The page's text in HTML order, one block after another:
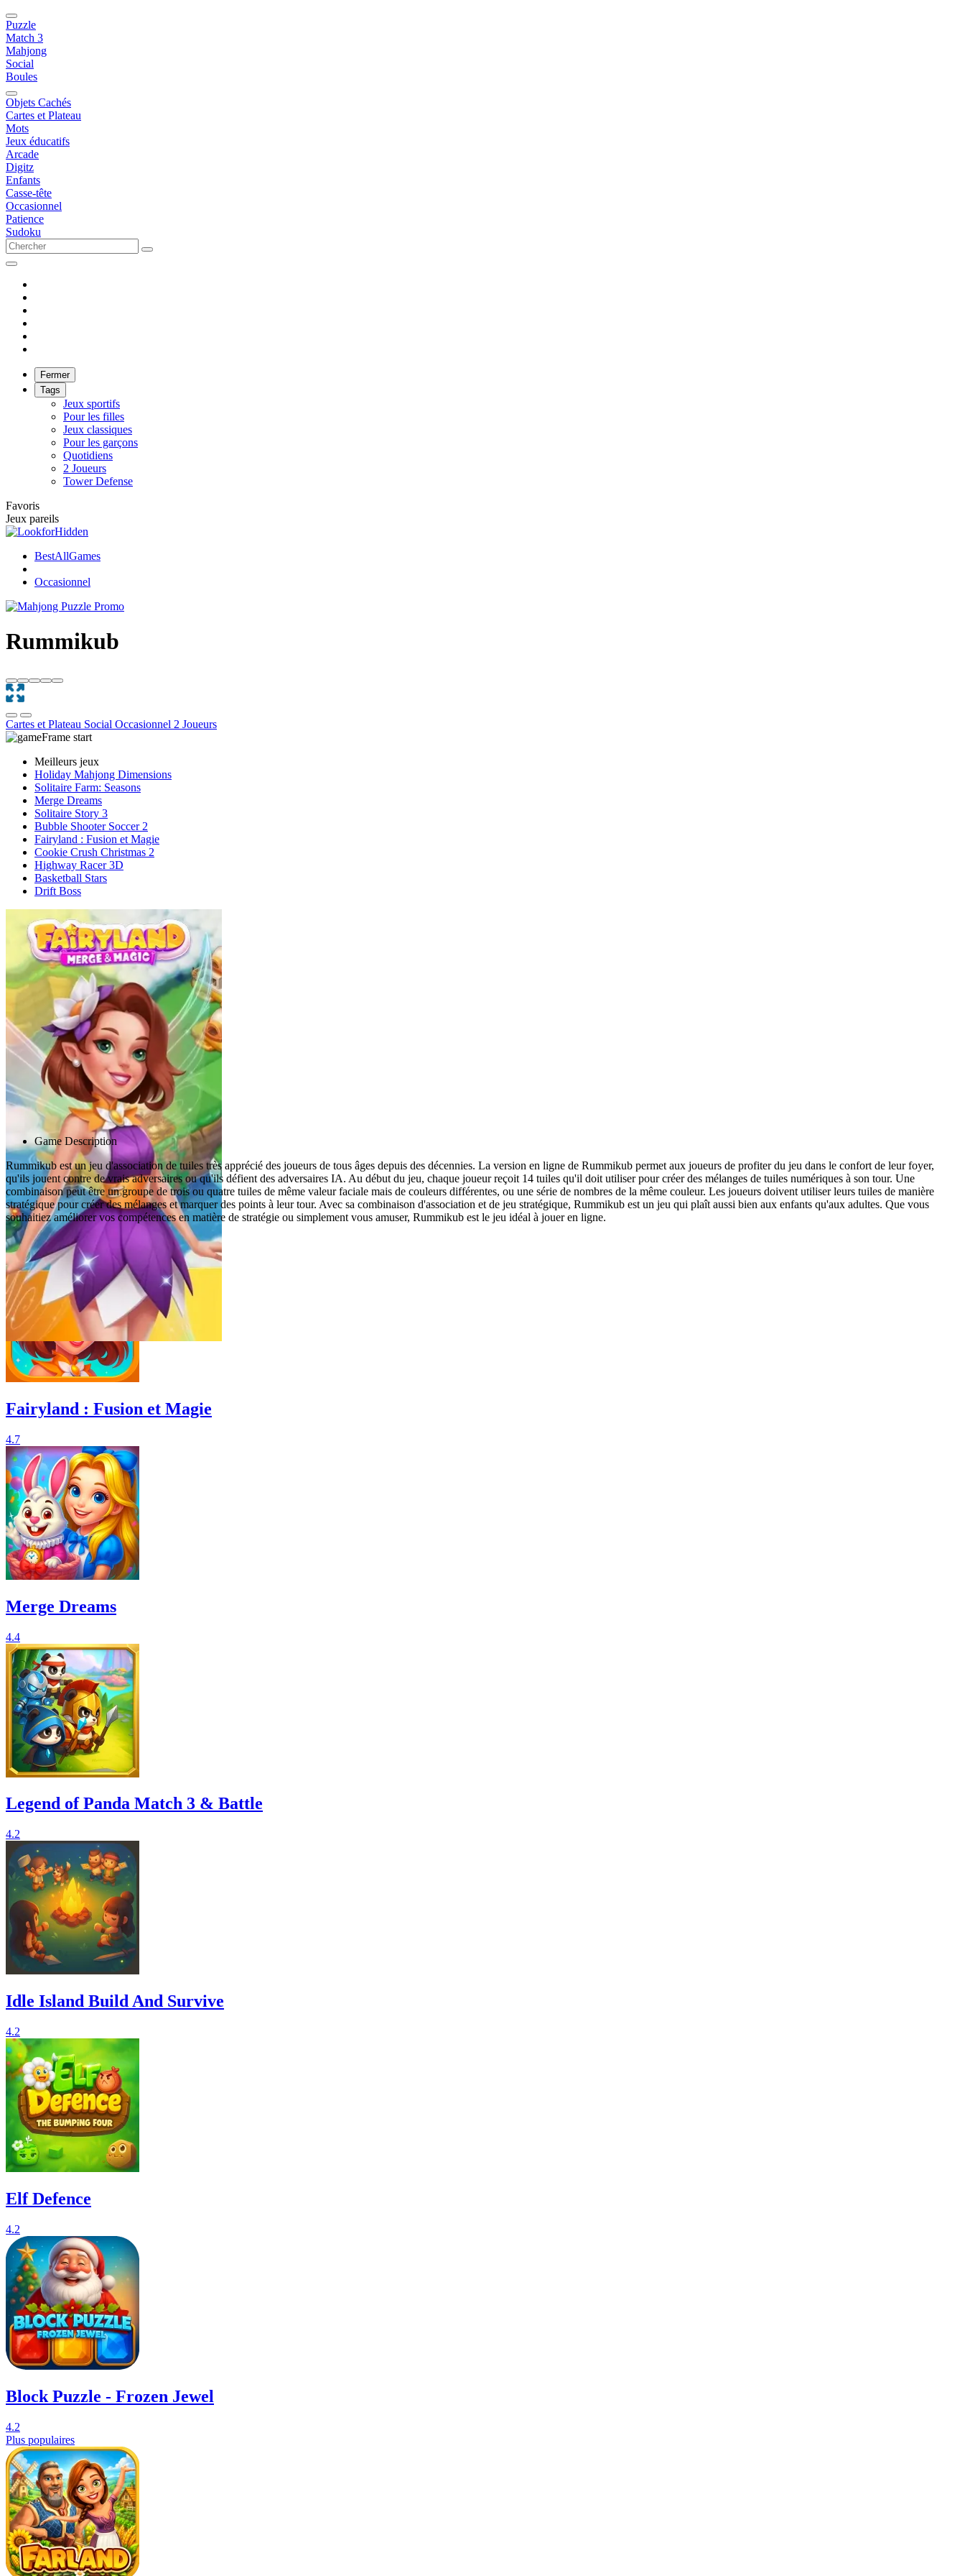
Puzzle
Match 3
Mahjong
Social
Boules
Objets Cachés
Cartes et Plateau
Mots
Jeux éducatifs
Arcade
Digitz
Enfants
Casse-tête
Occasionnel
Patience
Sudoku
Fermer
Tags
Jeux sportifs
Pour les filles
Jeux classiques
Pour les garçons
Quotidiens
2 Joueurs
Tower Defense
Favoris
Jeux pareils
BestAllGames
Occasionnel
Rummikub
Cartes et Plateau Social Occasionnel 2 Joueurs
Meilleurs jeux
Holiday Mahjong Dimensions
Solitaire Farm: Seasons
Merge Dreams
Solitaire Story 3
Bubble Shooter Soccer 2
Fairyland : Fusion et Magie
Cookie Crush Christmas 2
Highway Racer 3D
Basketball Stars
Drift Boss
Advertisement
Game Description
Rummikub est un jeu d'association de tuiles très apprécié des joueurs de tous âges depuis des décennies. La version en ligne de Rummikub permet aux joueurs de profiter du jeu dans le confort de leur foyer,
qu'ils jouent contre de vrais adversaires ou qu'ils défient des adversaires IA. Au début du jeu, chaque joueur reçoit 14 tuiles qu'il doit utiliser pour créer des mélanges de tuiles numériques à son tour. Une
combinaison peut être un groupe de trois ou quatre tuiles de même valeur faciale mais de couleurs différentes, ou une série de nombres de la même couleur. Les joueurs doivent utiliser leurs tuiles de manière
stratégique pour créer des mélanges et marquer des points à leur tour. Avec sa combinaison d'association et de jeu stratégique, Rummikub est un jeu qui plaît aussi bien aux enfants qu'aux adultes. Que vous
souhaitiez améliorer vos compétences en matière de stratégie ou simplement vous amuser, Rummikub est le jeu idéal à jouer en ligne.
Jeux associés
Fairyland : Fusion et Magie
4.7
Merge Dreams
4.4
Legend of Panda Match 3 & Battle
4.2
Idle Island Build And Survive
4.2
Elf Defence
4.2
Block Puzzle - Frozen Jewel
4.2
Plus populaires